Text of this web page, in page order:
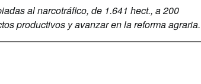
al narcotráfico, de 1.641 hect., a 200
productivos y avanzar en la reforma agraria.